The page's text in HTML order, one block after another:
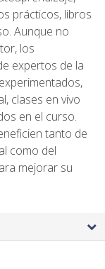
prácticos, libros
Aunque no
los
expertos de la
clases en vivo
en el curso.
tanto de
como del
mejorar su